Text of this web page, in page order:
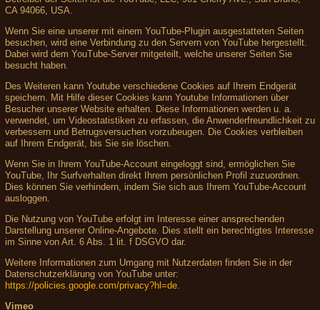
CA 94066, USA.
Wenn Sie eine unserer mit einem YouTube-Plugin ausgestatteten Seiten
besuchen, wird eine Verbindung zu den Servern von YouTube hergestellt.
Dabei wird dem YouTube-Server mitgeteilt, welche unserer Seiten Sie
besucht haben.
Des Weiteren kann Youtube verschiedene Cookies auf Ihrem Endgerät
speichern. Mit Hilfe dieser Cookies kann Youtube Informationen über
Besucher unserer Website erhalten. Diese Informationen werden u. a.
verwendet, um Videostatistiken zu erfassen, die Anwenderfreundlichkeit zu
verbessern und Betrugsversuchen vorzubeugen. Die Cookies verbleiben
auf Ihrem Endgerät, bis Sie sie löschen.
Wenn Sie in Ihrem YouTube-Account eingeloggt sind, ermöglichen Sie
YouTube, Ihr Surfverhalten direkt Ihrem persönlichen Profil zuzuordnen.
Dies können Sie verhindern, indem Sie sich aus Ihrem YouTube-Account
ausloggen.
Die Nutzung von YouTube erfolgt im Interesse einer ansprechenden
Darstellung unserer Online-Angebote. Dies stellt ein berechtigtes Interesse
im Sinne von Art. 6 Abs. 1 lit. f DSGVO dar.
Weitere Informationen zum Umgang mit Nutzerdaten finden Sie in der
Datenschutzerklärung von YouTube unter:
https://policies.google.com/privacy?hl=de
Vimeo